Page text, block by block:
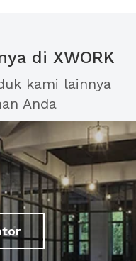
di XWORK
kami lainnya
Anda